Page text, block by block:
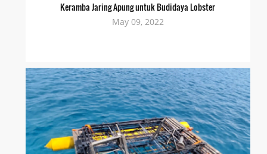
Keramba Jaring Apung untuk Budidaya Lobster
May 09, 2022